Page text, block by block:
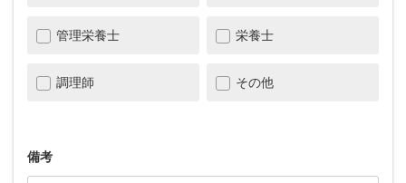
管理栄養士 栄養士
調理師 その他
備考